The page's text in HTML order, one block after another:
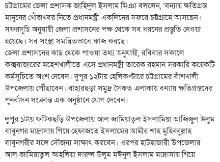
চট্টগ্রামের জেলা প্রশাসক জাহিদুল ইসলাম মিঞা বললেন, ‘বন্যায় ক্ষতিগ্রস্ত
মানুষের খোঁজখবর নিতে প্রধানমন্ত্রী একদিনের সফরে চট্টগ্রামে আসছেন।
সফরসূচি অনুযায়ী জেলা প্রশাসনের পক্ষ থেকে সব ধরনের প্রস্তুতি নেওয়া
হয়েছে। সব সংস্থা সমন্বিতভাবে কাজ করছে।
জেলা প্রশাসনের কাছ থেকে পাওয়া তথ্য অনুযায়ী, রবিবার সকালে
কক্সবাজারের মহেশখালীতে এসে প্রধানমন্ত্রী তারেক রহমান সরকারি কয়েকটি
কর্মসূচিতে অংশ নেবেন। দুপুর ১২টায় হেলিকপ্টারে চট্টগ্রামের বাঁশখালী
উপজেলায় পৌঁছাবেন। বাহারছড়া সমুদ্র সৈকত এলাকায় বন্যায় ক্ষতিগ্রস্তদের
পুনর্বাসন সংক্রান্ত এক অনুষ্ঠানে যোগ দেবেন।
দুপুর ১টায় ফটিকছড়ি উপজেলায় আল জামিয়াতুল ইসলামিয়া আজিজুল উলুম
বাবুনগর মাদ্রাসায় গিয়ে হেফাজতে ইসলামের আমীর শাহ মুহিব্বুল্লাহ
বাবুনগরীর সঙ্গে সৌজন্য সাক্ষাৎ করবেন। এরপর হাটহাজারী উপজেলার
আল-জামিয়াতুল আহলিয়া দারুল উলুম মঈনুল ইসলাম মাদ্রাসায় গিয়ে